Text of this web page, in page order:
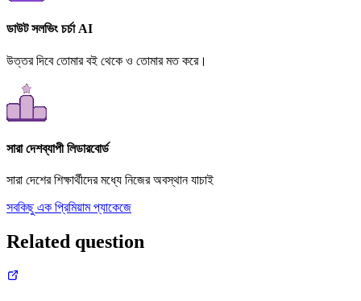
ডাউট সলভিং চর্চা AI
উত্তর দিবে তোমার বই থেকে ও তোমার মত করে।
সারা দেশব্যাপী লিডারবোর্ড
সারা দেশের শিক্ষার্থীদের মধ্যে নিজের অবস্থান যাচাই
সবকিছু এক প্রিমিয়াম প্যাকেজে
Related question